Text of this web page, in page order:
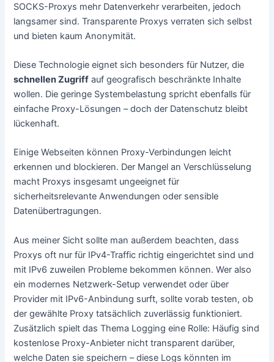
SOCKS-Proxys mehr Datenverkehr verarbeiten, jedoch
langsamer sind. Transparente Proxys verraten sich selbst
und bieten kaum Anonymität.
Diese Technologie eignet sich besonders für Nutzer, die
schnellen Zugriff auf geografisch beschränkte Inhalte
wollen. Die geringe Systembelastung spricht ebenfalls für
einfache Proxy-Lösungen – doch der Datenschutz bleibt
lückenhaft.
Einige Webseiten können Proxy-Verbindungen leicht
erkennen und blockieren. Der Mangel an Verschlüsselung
macht Proxys insgesamt ungeeignet für
sicherheitsrelevante Anwendungen oder sensible
Datenübertragungen.
Aus meiner Sicht sollte man außerdem beachten, dass
Proxys oft nur für IPv4-Traffic richtig eingerichtet sind und
mit IPv6 zuweilen Probleme bekommen können. Wer also
ein modernes Netzwerk-Setup verwendet oder über
Provider mit IPv6-Anbindung surft, sollte vorab testen, ob
der gewählte Proxy tatsächlich zuverlässig funktioniert.
Zusätzlich spielt das Thema Logging eine Rolle: Häufig sind
kostenlose Proxy-Anbieter nicht transparent darüber,
welche Daten sie speichern – diese Logs könnten im